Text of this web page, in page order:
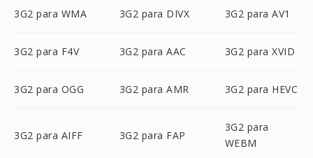
3G2 para WMA 3G2 para DIVX 3G2 para AV1
3G2 para F4V 3G2 para AAC 3G2 para XVID
3G2 para OGG 3G2 para AMR 3G2 para HEVC
3G2 para AIFF 3G2 para FAP
3G2 para
WEBM